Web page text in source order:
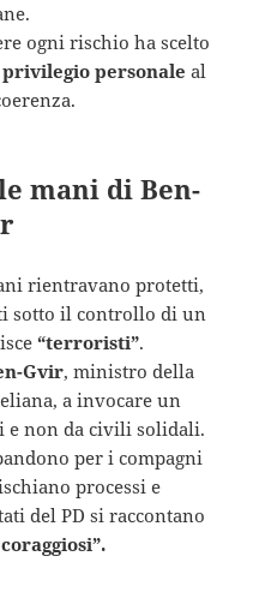
ogni rischio ha scelto
privilegio personale al
mani di Ben-
rientravano protetti,
sotto il controllo di un
“terroristi”.
Gvir, ministro della
a invocare un
e non da civili solidali.
per i compagni
processi e
del PD si raccontano